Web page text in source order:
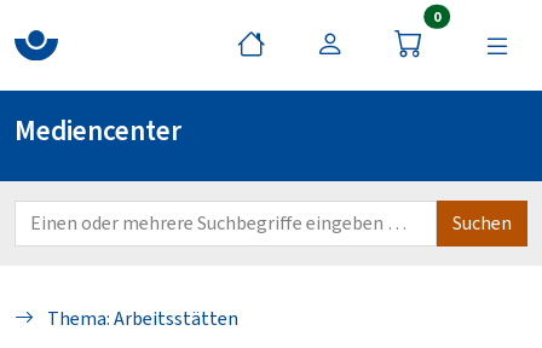
0Artikel im
Mediencenter
Thema: Arbeitsstätten